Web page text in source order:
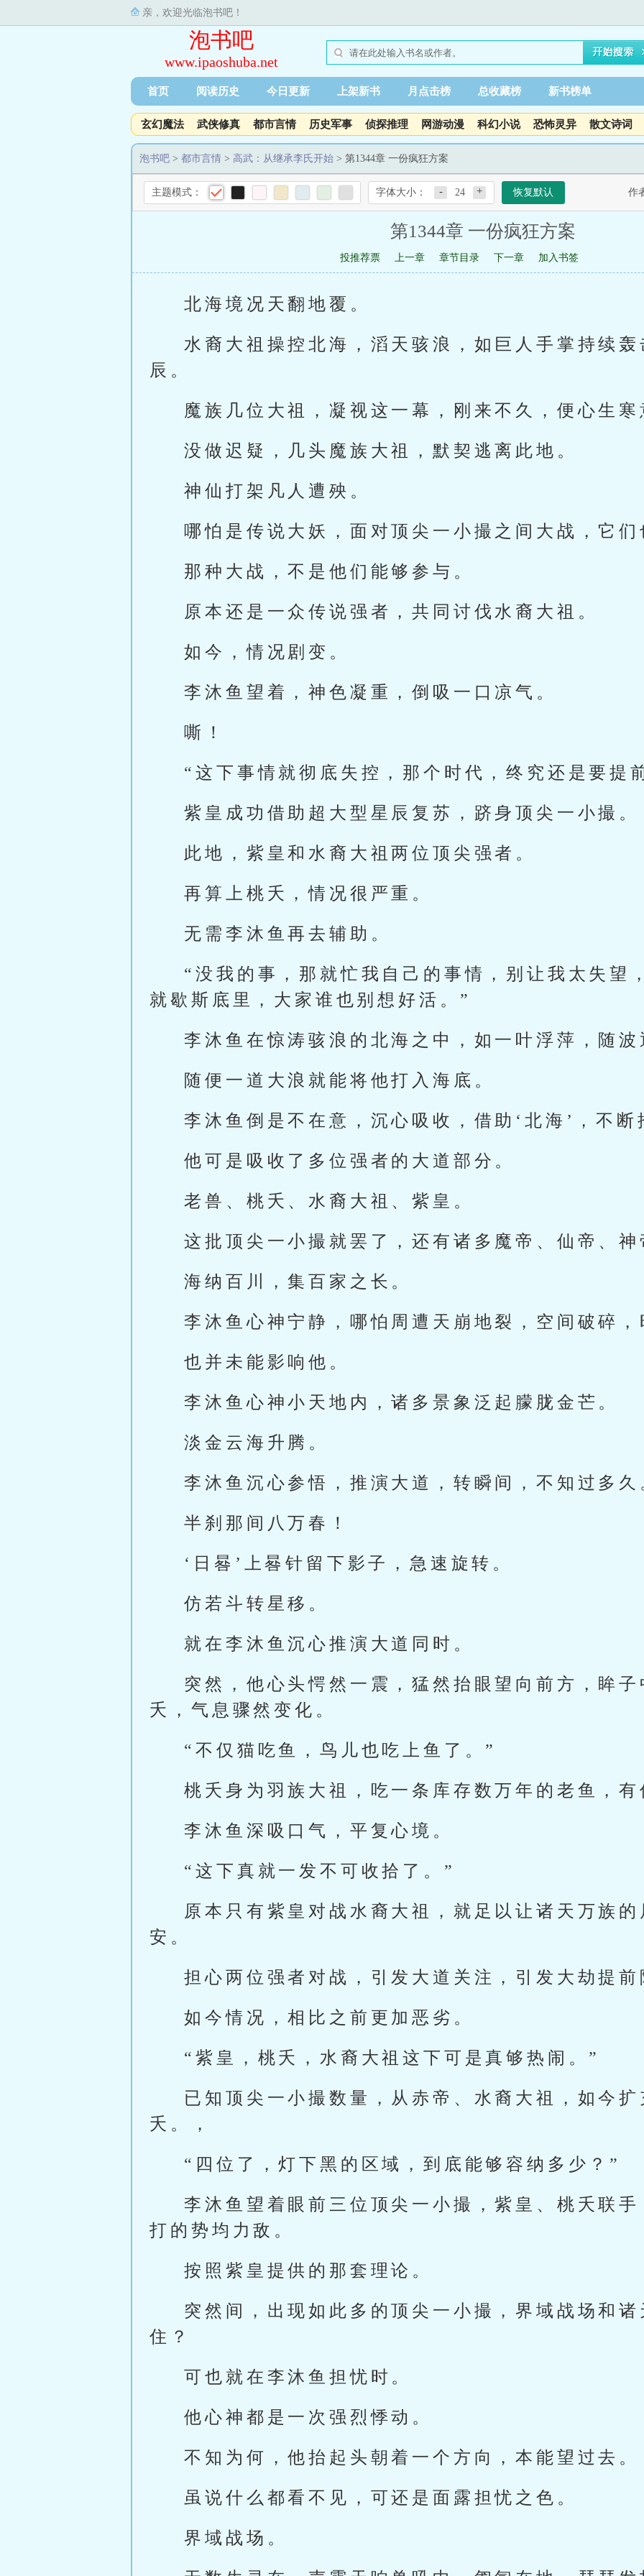
亲，欢迎光临泡书吧！
泡书吧
www.ipaoshuba.net
首页 阅读历史 今日更新 上架新书 月点击榜 总收藏榜 新书榜单
玄幻魔法 武侠修真 都市言情 历史军事 侦探推理 网游动漫 科幻小说 恐怖灵异 散文诗词
泡书吧 > 都市言情 > 高武：从继承李氏开始 > 第1344章 一份疯狂方案
主题模式： 字体大小： - 24 + 恢复默认 作
第1344章 一份疯狂方案
投推荐票 上一章 章节目录 下一章 加入书签
北海境况天翻地覆。
水裔大祖操控北海，滔天骇浪，如巨人手掌持续轰
辰。
魔族几位大祖，凝视这一幕，刚来不久，便心生寒
没做迟疑，几头魔族大祖，默契逃离此地。
神仙打架凡人遭殃。
哪怕是传说大妖，面对顶尖一小撮之间大战，它们
那种大战，不是他们能够参与。
原本还是一众传说强者，共同讨伐水裔大祖。
如今，情况剧变。
李沐鱼望着，神色凝重，倒吸一口凉气。
嘶！
“这下事情就彻底失控，那个时代，终究还是要提
紫皇成功借助超大型星辰复苏，跻身顶尖一小撮。
此地，紫皇和水裔大祖两位顶尖强者。
再算上桃夭，情况很严重。
无需李沐鱼再去辅助。
“没我的事，那就忙我自己的事情，别让我太失望
就歇斯底里，大家谁也别想好活。”
李沐鱼在惊涛骇浪的北海之中，如一叶浮萍，随波
随便一道大浪就能将他打入海底。
李沐鱼倒是不在意，沉心吸收，借助‘北海’，不断
他可是吸收了多位强者的大道部分。
老兽、桃夭、水裔大祖、紫皇。
这批顶尖一小撮就罢了，还有诸多魔帝、仙帝、神
海纳百川，集百家之长。
李沐鱼心神宁静，哪怕周遭天崩地裂，空间破碎，
也并未能影响他。
李沐鱼心神小天地内，诸多景象泛起朦胧金芒。
淡金云海升腾。
李沐鱼沉心参悟，推演大道，转瞬间，不知过多久
半刹那间八万春！
‘日晷’上晷针留下影子，急速旋转。
仿若斗转星移。
就在李沐鱼沉心推演大道同时。
突然，他心头愕然一震，猛然抬眼望向前方，眸子
夭，气息骤然变化。
“不仅猫吃鱼，鸟儿也吃上鱼了。”
桃夭身为羽族大祖，吃一条库存数万年的老鱼，有
李沐鱼深吸口气，平复心境。
“这下真就一发不可收拾了。”
原本只有紫皇对战水裔大祖，就足以让诸天万族的
安。
担心两位强者对战，引发大道关注，引发大劫提前
如今情况，相比之前更加恶劣。
“紫皇，桃夭，水裔大祖这下可是真够热闹。”
已知顶尖一小撮数量，从赤帝、水裔大祖，如今扩
夭。，
“四位了，灯下黑的区域，到底能够容纳多少？”
李沐鱼望着眼前三位顶尖一小撮，紫皇、桃夭联手
打的势均力敌。
按照紫皇提供的那套理论。
突然间，出现如此多的顶尖一小撮，界域战场和
住？
可也就在李沐鱼担忧时。
他心神都是一次强烈悸动。
不知为何，他抬起头朝着一个方向，本能望过去。
虽说什么都看不见，可还是面露担忧之色。
界域战场。